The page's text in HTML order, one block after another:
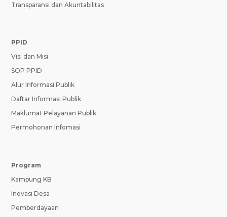
Transparansi dan Akuntabilitas
PPID
Visi dan Misi
SOP PPID
Alur Informasi Publik
Daftar Informasi Publik
Maklumat Pelayanan Publik
Permohonan Infomasi
Program
Kampung KB
Inovasi Desa
Pemberdayaan